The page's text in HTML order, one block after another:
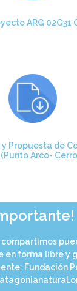
ARG 02G31
Propuesta de
Arco-
en forma libre y
Fundación